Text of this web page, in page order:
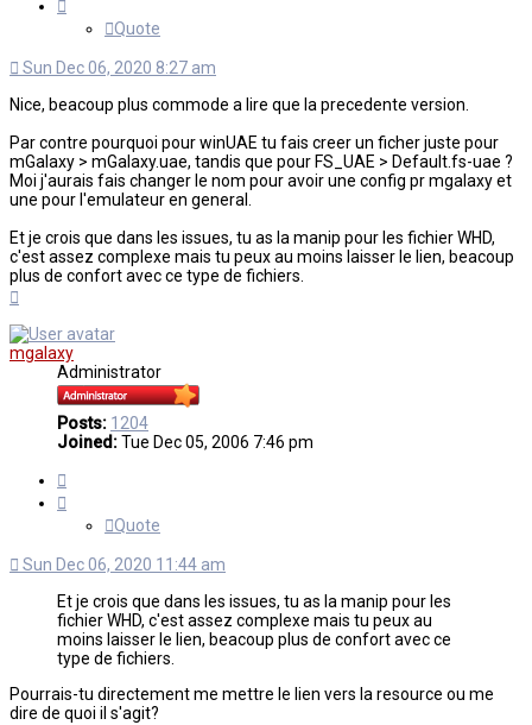
Quote
Sun Dec 06, 2020 8:27 am
Nice, beacoup plus commode a lire que la precedente version.
Par contre pourquoi pour winUAE tu fais creer un ficher juste pour
mGalaxy > mGalaxy.uae, tandis que pour FS_UAE > Default.fs-uae ?
Moi j'aurais fais changer le nom pour avoir une config pr mgalaxy et
une pour l'emulateur en general.
Et je crois que dans les issues, tu as la manip pour les fichier WHD,
c'est assez complexe mais tu peux au moins laisser le lien, beacoup
plus de confort avec ce type de fichiers.
mgalaxy
Administrator
Posts: 1204
Joined:Tue Dec 05, 2006 7:46 pm
Quote
Sun Dec 06, 2020 11:44 am
Et je crois que dans les issues, tu as la manip pour les
fichier WHD, c'est assez complexe mais tu peux au
moins laisser le lien, beacoup plus de confort avec ce
type de fichiers.
Pourrais-tu directement me mettre le lien vers la resource ou me
dire de quoi il s'agit?